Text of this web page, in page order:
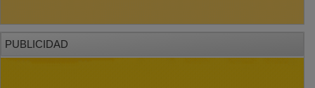
PUBLICIDAD